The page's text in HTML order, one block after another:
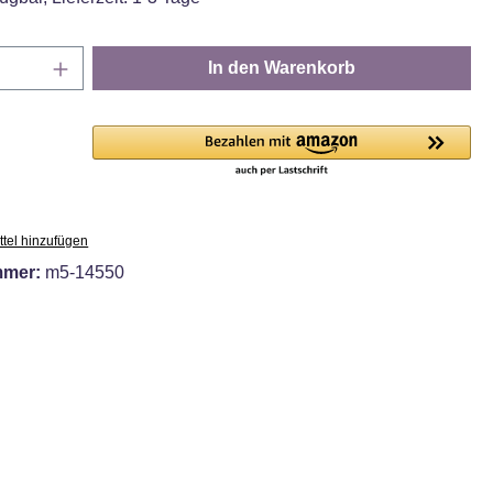
Anzahl: Gib den gewünschten Wert ein
In den Warenkorb
hinzufügen
m5-14550